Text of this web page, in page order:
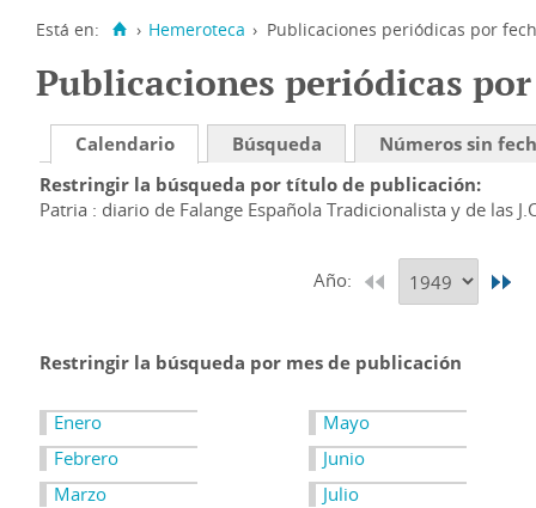
Está en: › Hemeroteca › Publicaciones periódicas por
Publicaciones periódicas
Calendario Búsqueda
Números sin
Restringir la búsqueda por título de publicación
Patria : diario de Falange Española Tradicionalista y de las
Año:
Restringir la búsqueda por mes de publicación
Enero
Febrero
Marzo
Mayo
Junio
Julio